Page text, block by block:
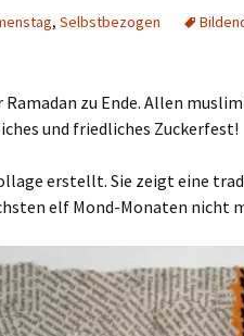
, Selbstbezogen
zu Ende. Allen
und friedliches Zuckerfest!
erstellt. Sie zeigt eine
elf Mond-Monaten nicht